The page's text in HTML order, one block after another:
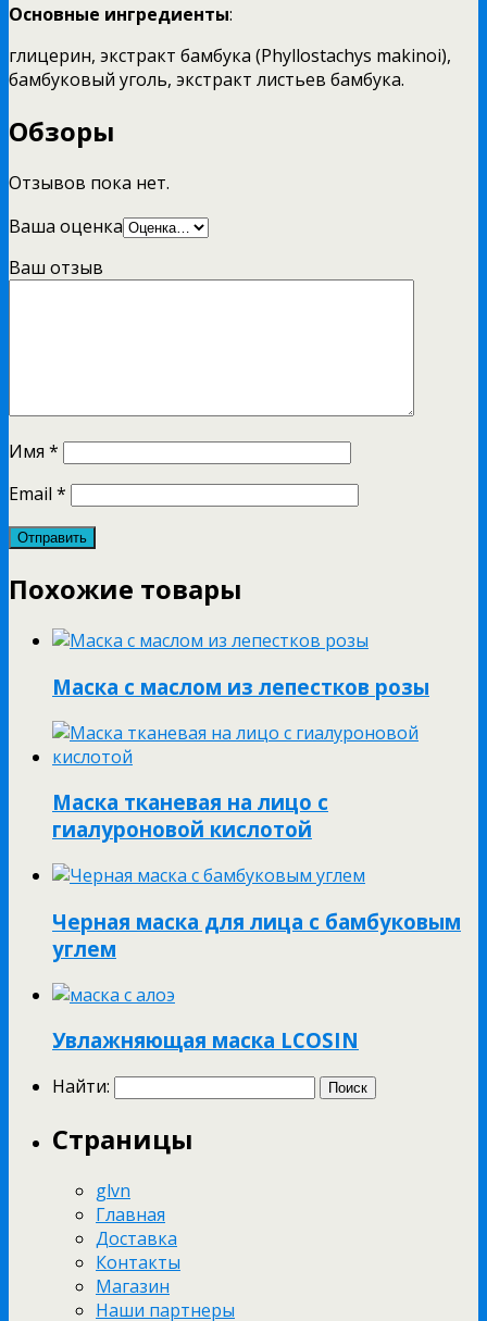
Основные ингредиенты:
глицерин, экстракт бамбука (Phyllostachys makinoi),
бамбуковый уголь, экстракт листьев бамбука.
Обзоры
Отзывов пока нет.
Ваша оценка
Ваш отзыв
Имя *
Email *
Похожие товары
Маска с маслом из лепестков розы
Маска тканевая на лицо с
гиалуроновой кислотой
Черная маска для лица с бамбуковым
углем
Увлажняющая маска LCOSIN
Найти:
Страницы
glvn
Главная
Доставка
Контакты
Магазин
Наши партнеры